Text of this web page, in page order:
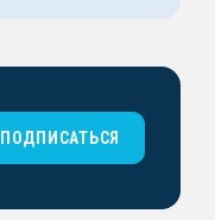
ПОДПИСАТЬСЯ